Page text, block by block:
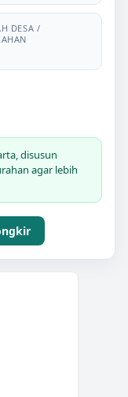
DESA /
, disusun
agar lebih